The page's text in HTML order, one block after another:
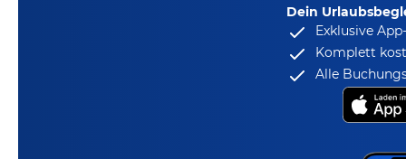
Dein
Exklusive
Komplett
Alle